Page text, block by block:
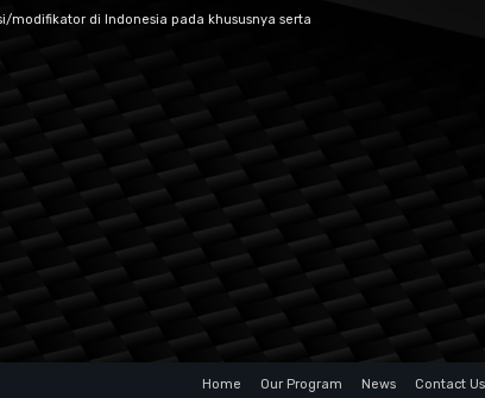
modifikator di Indonesia pada khususnya serta
Home Our Program News Contact Us